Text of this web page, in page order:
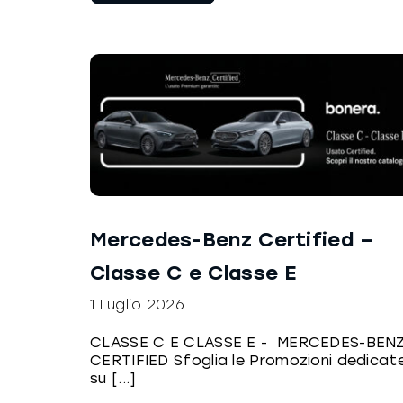
Mercedes-Benz Certified –
Classe C e Classe E
1 Luglio 2026
CLASSE C E CLASSE E - MERCEDES-
CERTIFIED Sfoglia le Promozioni
su [...]